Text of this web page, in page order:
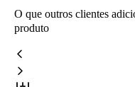
O que outros clientes
produto